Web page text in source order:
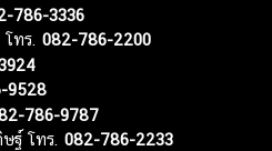
786-3336
ทร. 082-786-2200
9528
786-9787
ฐ์ โทร. 082-786-2233